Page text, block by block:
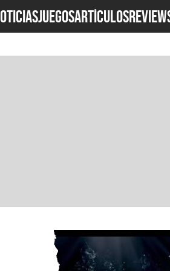
JUEGOSARTÍCULOS